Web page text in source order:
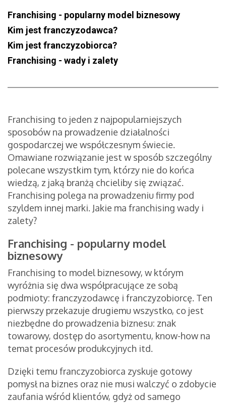
Franchising - popularny model biznesowy
Kim jest franczyzodawca?
Kim jest franczyzobiorca?
Franchising - wady i zalety
Franchising to jeden z najpopularniejszych
sposobów na prowadzenie działalności
gospodarczej we współczesnym świecie.
Omawiane rozwiązanie jest w sposób szczególny
polecane wszystkim tym, którzy nie do końca
wiedzą, z jaką branżą chcieliby się związać.
Franchising polega na prowadzeniu firmy pod
szyldem innej marki. Jakie ma franchising wady i
zalety?
Franchising - popularny model
biznesowy
Franchising to model biznesowy, w którym
wyróżnia się dwa współpracujące ze sobą
podmioty: franczyzodawcę i franczyzobiorcę. Ten
pierwszy przekazuje drugiemu wszystko, co jest
niezbędne do prowadzenia biznesu: znak
towarowy, dostęp do asortymentu, know-how na
temat procesów produkcyjnych itd.
Dzięki temu franczyzobiorca zyskuje gotowy
pomysł na biznes oraz nie musi walczyć o zdobycie
zaufania wśród klientów, gdyż od samego